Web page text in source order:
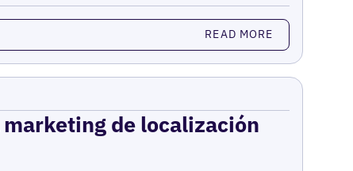
READ MORE
de localización